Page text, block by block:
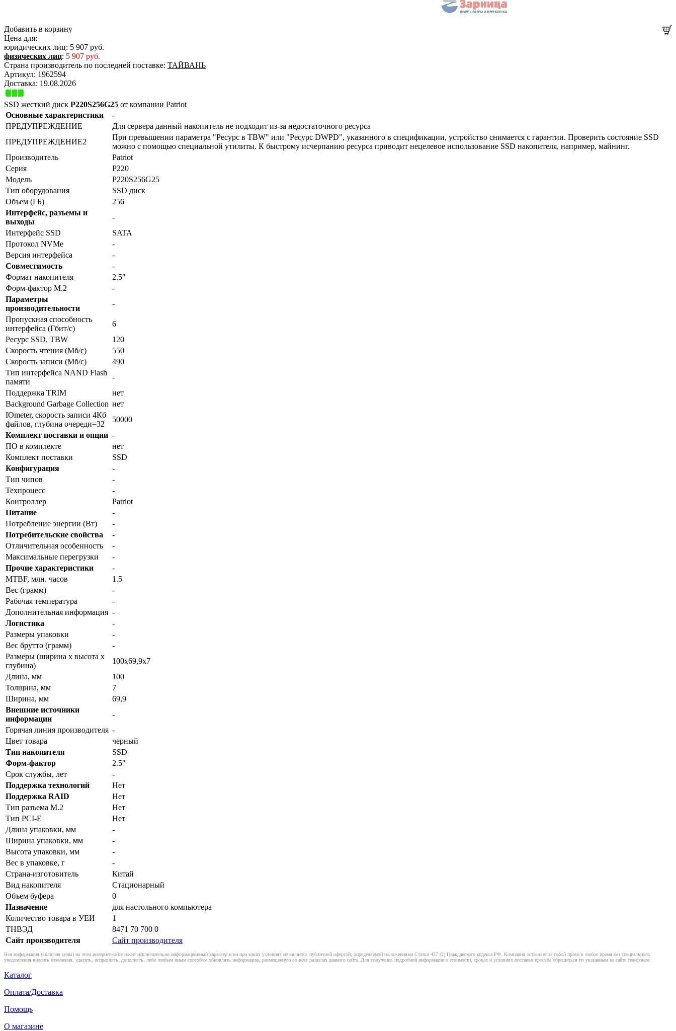
Добавить в корзину
Цена для:
юридических лиц: 5 907 руб.
физических лиц: 5 907 руб.
Страна производитель по последней поставке: ТАЙВАНЬ
Артикул: 1962594
Доставка: 19.08.2026
SSD жесткий диск P220S256G25 от компании Patriot
Основные характеристики
-
ПРЕДУПРЕЖДЕНИЕ
Для сервера данный накопитель не подходит из-за недостаточного ресурса
ПРЕДУПРЕЖДЕНИЕ2
При превышении параметра "Ресурс в TBW" или "Ресурс DWPD", указанного в спецификации, устройство снимается с гарантии. Проверить состояние SSD
можно с помощью специальной утилиты. К быстрому исчерпанию ресурса приводит нецелевое использование SSD накопителя, например, майнинг.
Производитель
Patriot
Серия
P220
Модель
P220S256G25
Тип оборудования
SSD диск
Объем (ГБ)
256
Интерфейс, разъемы и
выходы
-
Интерфейс SSD
SATA
Протокол NVMe
-
Версия интерфейса
-
Совместимость
-
Формат накопителя
2.5"
Форм-фактор M.2
-
Параметры
производительности
-
Пропускная способность
интерфейса (Гбит/с)
6
Ресурс SSD, TBW
120
Скорость чтения (Мб/с)
550
Скорость записи (Мб/с)
490
Тип интерфейса NAND Flash
памяти
-
Поддержка TRIM
нет
Background Garbage Collection нет
IOmeter, скорость записи 4Кб
файлов, глубина очереди=32
50000
Комплект поставки и опции -
ПО в комплекте
нет
Комплект поставки
SSD
Конфигурация
-
Тип чипов
-
Техпроцесс
-
Контроллер
Patriot
Питание
-
Потребление энергии (Вт)
-
Потребительские свойства
-
Отличительная особенность
-
Максимальные перегрузки
-
Прочие характеристики
-
MTBF, млн. часов
1.5
Вес (грамм)
-
Рабочая температура
-
Дополнительная информация -
Логистика
-
Размеры упаковки
-
Вес брутто (грамм)
-
Размеры (ширина x высота x
глубина)
100х69,9х7
Длина, мм
100
Толщина, мм
7
Ширина, мм
69,9
Внешние источники
информации
-
Горячая линия производителя -
Цвет товара
черный
Тип накопителя
SSD
Форм-фактор
2.5"
Срок службы, лет
-
Поддержка технологий
Нет
Поддержка RAID
Нет
Тип разъема M.2
Нет
Тип PCI-E
Нет
Длина упаковки, мм
-
Ширина упаковки, мм
-
Высота упаковки, мм
-
Вес в упаковке, г
-
Страна-изготовитель
Китай
Вид накопителя
Стационарный
Объем буфера
0
Назначение
для настольного компьютера
Количество товара в УЕИ
1
ТНВЭД
8471 70 700 0
Сайт производителя
Сайт производителя
Вся информация (включая цены) на этом интернет-сайте носит исключительно информационный характер и ни при каких условиях не является публичной офертой, определяемой положениями Статьи 437 (2) Гражданского кодекса РФ. Компания оставляет за собой право в любое время без специального
уведомления вносить изменения, удалять, исправлять, дополнять, либо любым иным способом обновлять информацию, размещенную во всех разделах данного сайта. Для получения подробной информации о стоимости, сроках и условиях поставки просьба обращаться по указанным на сайте телефонам.
Каталог
Оплата/Доставка
Помощь
О магазине